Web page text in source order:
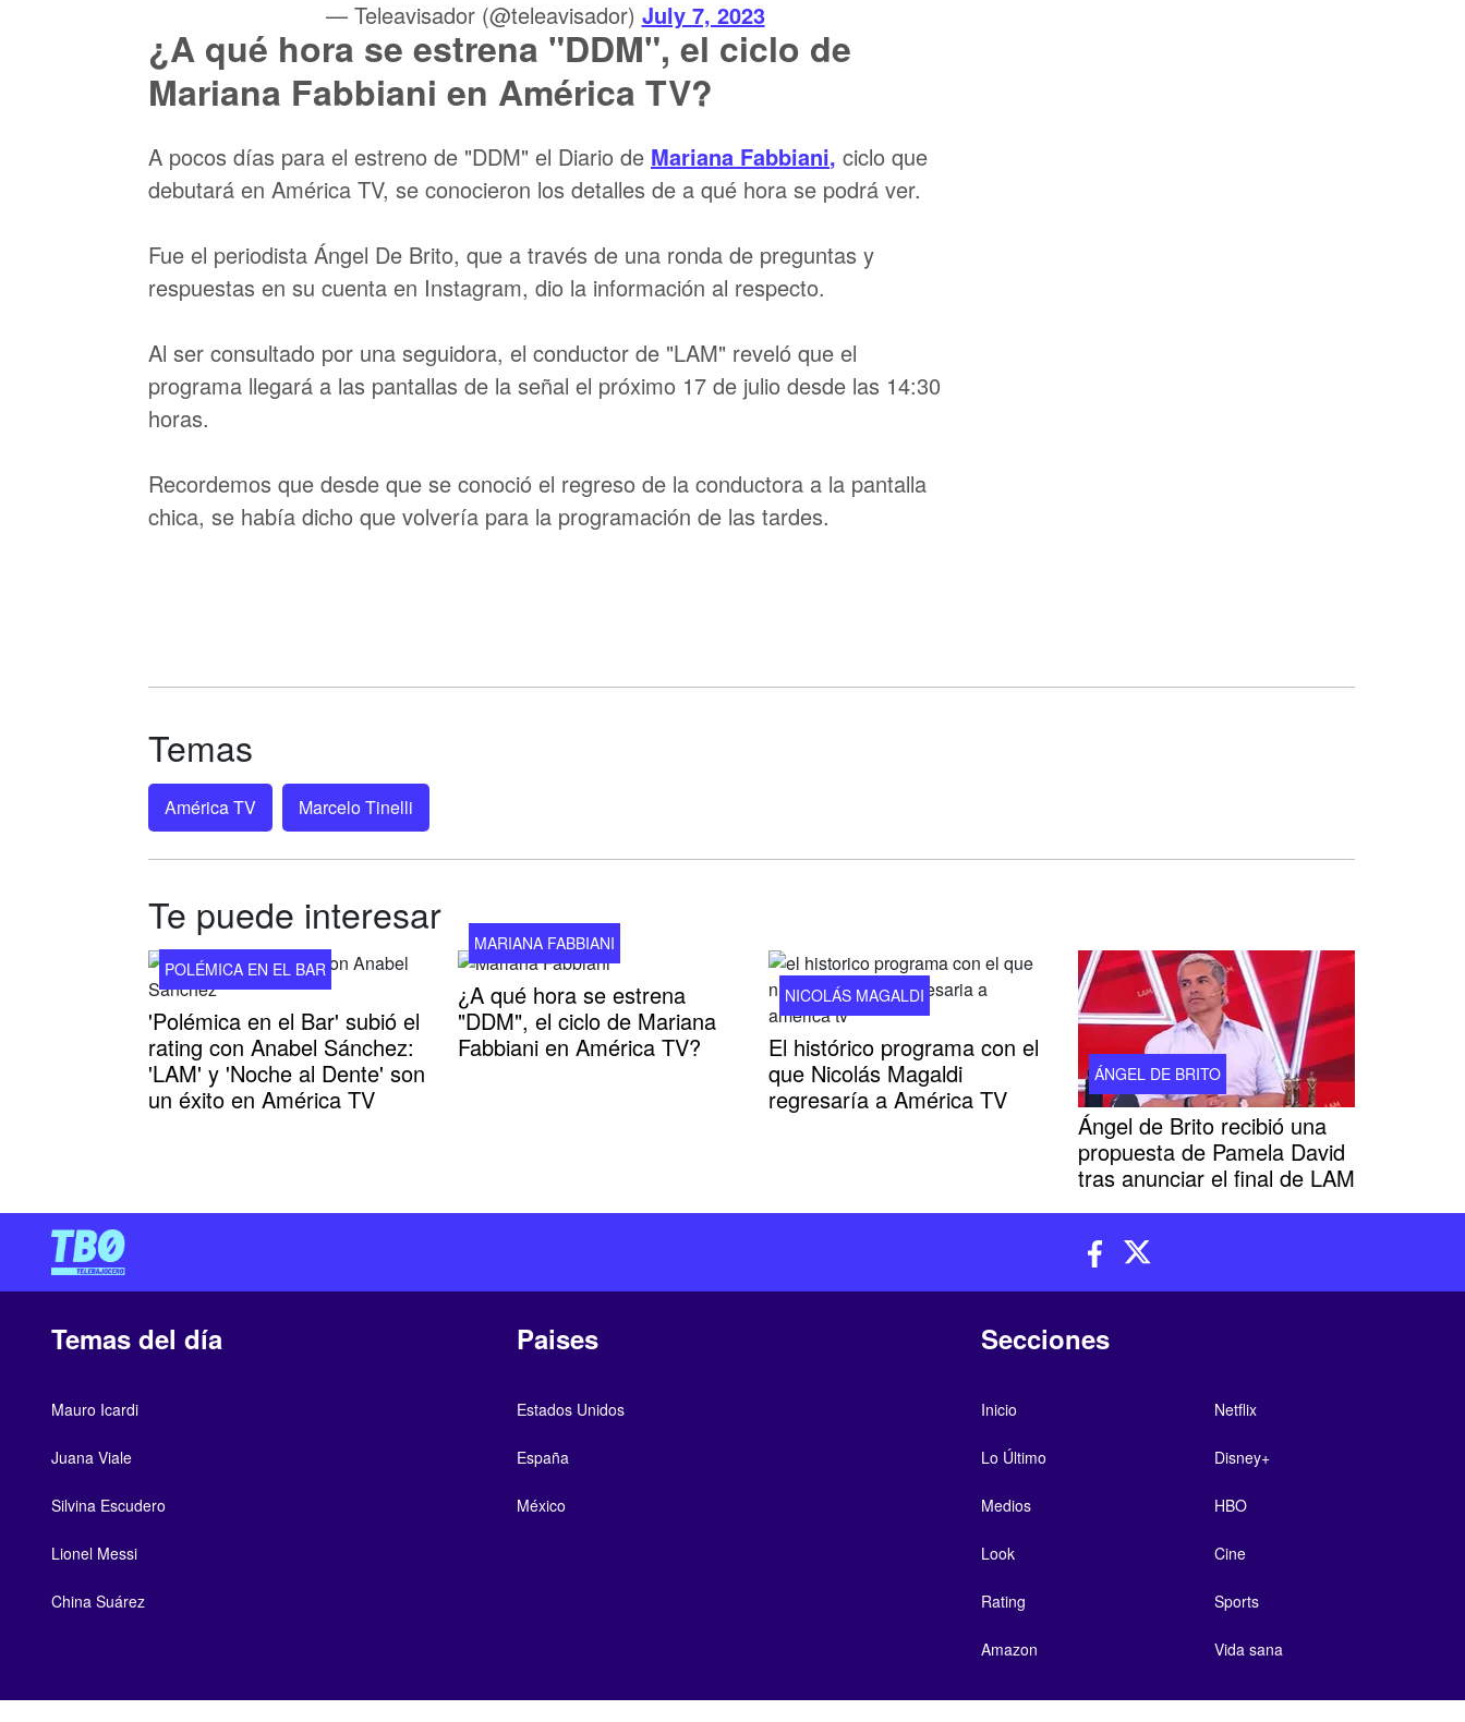
— Teleavisador (@teleavisador) July 7, 2023
¿A qué hora se estrena "DDM", el ciclo de
Mariana Fabbiani en América TV?
A pocos días para el estreno de "DDM" el Diario de Mariana Fabbiani, ciclo que
debutará en América TV, se conocieron los detalles de a qué hora se podrá ver.
Fue el periodista Ángel De Brito, que a través de una ronda de preguntas y
respuestas en su cuenta en Instagram, dio la información al respecto.
Al ser consultado por una seguidora, el conductor de "LAM" reveló que el
programa llegará a las pantallas de la señal el próximo 17 de julio desde las 14:30
horas.
Recordemos que desde que se conoció el regreso de la conductora a la pantalla
chica, se había dicho que volvería para la programación de las tardes.
Temas
América TV Marcelo Tinelli
Te puede interesar
POLÉMICA EN EL BAR
'Polémica en el Bar' subió el
rating con Anabel Sánchez:
'LAM' y 'Noche al Dente' son
un éxito en América TV
MARIANA FABBIANI
¿A qué hora se estrena
"DDM", el ciclo de Mariana
Fabbiani en América TV?
NICOLÁS MAGALDI
El histórico programa con el
que Nicolás Magaldi
regresaría a América TV
ÁNGEL DE BRITO
Ángel de Brito recibió una
propuesta de Pamela David
tras anunciar el final de LAM
Temas del día
Mauro Icardi
Juana Viale
Silvina Escudero
Lionel Messi
China Suárez
Paises
Estados Unidos
España
México
Secciones
Inicio
Lo Último
Medios
Look
Rating
Amazon
Netflix
Disney+
HBO
Cine
Sports
Vida sana